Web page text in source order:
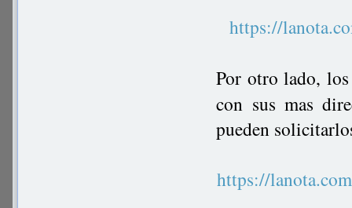
https://
Por otro lado,
con sus mas
pueden
https://